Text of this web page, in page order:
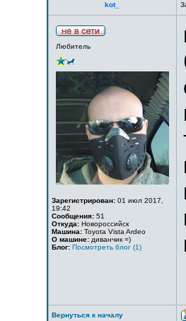
kot_
Любитель
Зарегистрирован: 01 июл 2017,
19:42
Сообщения: 51
Откуда: Новороссийск
Машина: Toyota Vista Ardeo
О машине: диванчик =)
Блог: Посмотреть блог (1)
Вернуться к началу